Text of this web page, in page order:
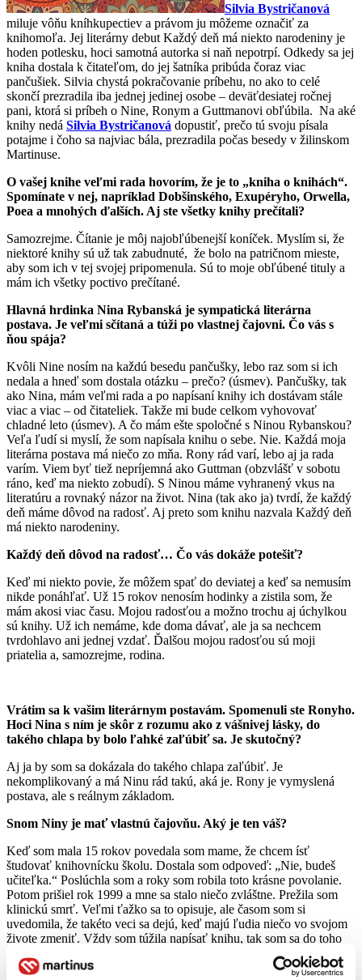
Silvia Bystričanová
miluje vôňu kníhkupectiev a právom ju môžeme označiť za
knihomoľa. Jej literárny debut Každý deň má niekto narodeniny je
hoden potlesku, hoci samotná autorka si naň nepotrpí. Odkedy sa jej
kniha dostala k čitateľom, do jej šatníka pribúda čoraz viac
pančušiek. Silvia chystá pokračovanie príbehu, no ako to celé
skončí prezradila iba jednej jedinej osobe – deväťdesiatej ročnej
pani, ktorá si príbeh o Nine, Ronym a Guttmanovi obľúbila. Na aké
knihy nedá Silvia Bystričanová dopustiť, prečo tú svoju písala
potajme i čoho sa najviac bála, prezradila počas besedy v žilinskom
Martinuse.
O vašej knihe veľmi rada hovorím, že je to „kniha o knihách“.
Spomínate v nej, napríklad Dobšinského, Exupéryho, Orwella,
Poea a mnohých ďalších. Aj ste všetky knihy prečítali?
Samozrejme. Čítanie je môj najobľúbenejší koníček. Myslím si, že
niektoré knihy sú už tak zabudnuté, že bolo na patričnom mieste,
aby som ich v tej svojej pripomenula. Sú to moje obľúbené tituly a
mám ich všetky poctivo prečítané.
Hlavná hrdinka Nina Rybanská je sympatická literárna
postava. Je veľmi sčítaná a túži po vlastnej čajovni. Čo vás s
ňou spája?
Kvôli Nine nosím na každú besedu pančušky, lebo raz som si ich
nedala a hneď som dostala otázku – prečo? (úsmev). Pančušky, tak
ako Nina, mám veľmi rada a po napísaní knihy ich dostávam stále
viac a viac – od čitateliek. Takže mi bude celkom vyhovovať
chladné leto (úsmev). A čo mám ešte spoločné s Ninou Rybanskou?
Veľa ľudí si myslí, že som napísala knihu o sebe. Nie. Každá moja
literárna postava má niečo zo mňa. Rony rád varí, lebo aj ja rada
varím. Viem byť tiež nepríjemná ako Guttman (obzvlášť v sobotu
ráno, keď ma niekto zobudí). S Ninou máme vyhranený vkus na
literatúru a rovnaký názor na život. Nina (tak ako ja) tvrdí, že každý
deň máme dôvod na radosť. Aj preto som knihu nazvala Každý deň
má niekto narodeniny.
Každý deň dôvod na radosť… Čo vás dokáže potešiť?
Keď mi niekto povie, že môžem spať do deviatej a keď sa nemusím
nikde ponáhľať. Už 15 rokov nenosím hodinky a zistila som, že
mám akosi viac času. Mojou radosťou a možno trochu aj úchylkou
sú knihy. Už ich nemáme, kde doma dávať, ale ja sa nechcem
tvrdohlavo ani jednej vzdať. Ďalšou mojou radosťou sú moji
priatelia a, samozrejme, rodina.
Vrátim sa k vašim literárnym postavám. Spomenuli ste Ronyho.
Hoci Nina s ním je skôr z rozumu ako z vášnivej lásky, do
takého chlapa by bolo ľahké zaľúbiť sa. Je skutočný?
Aj ja by som sa dokázala do takého chlapa zaľúbiť. Je
nekomplikovaný a má Ninu rád takú, aká je. Rony je vymyslená
postava, ale s reálnym základom.
Snom Niny je mať vlastnú čajovňu. Aký je ten váš?
Keď som mala 15 rokov povedala som mame, že chcem ísť
študovať knihovnícku školu. Dostala som odpoveď: „Nie, budeš
učiteľka.“ Poslúchla som a roky som robila toto krásne povolanie.
Potom prišiel rok 1999 a mne sa stalo niečo zvláštne. Prežila som
klinickú smrť. Veľmi ťažko sa to opisuje, ale časom som si
uvedomila, že takéto veci sa dejú, keď majú ľudia niečo vo svojom
živote zmeniť. Vždy som túžila napísať knihu, tak som sa do toho
pustila. Písala som ju po nociach a nikto o tom netušil. Poslala som
rukopis do najlepšieho, aspoň ja ho za také považujem,